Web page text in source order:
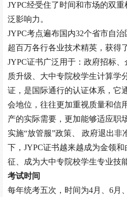
JYPC经受住了时间和市场的双
泛影响力。
JYPC考点遍布国内32个省市自治
超百万各行各业技术精英，获得
JYPC证书广泛用于：政府招标
质升级、大中专院校学生计算学
证，是国际通行的认证体系，它
会地位，往往更加重视质量和信
产的实际需要，更加能够适应职
实施“放管服”政策、 政府退出非
下，JYPC证书越来越成为金领
征、成为大中专院校学生专业技
考试时间
每年统考五次，时间为4月、6月